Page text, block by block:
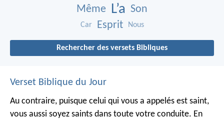
Même L’a Son
Car Esprit Nous
Rechercher des versets Bibliques
Verset Biblique du Jour
Au contraire, puisque celui qui vous a appelés est saint,
vous aussi soyez saints dans toute votre conduite. En